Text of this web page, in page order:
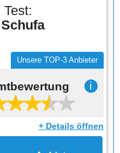
Unsere TOP-3 Anbieter
ℹ
+ Details öffnen